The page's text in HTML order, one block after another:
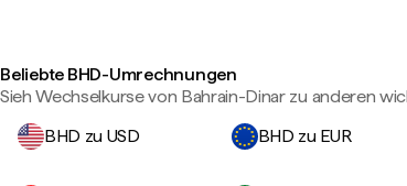
Beliebte BHD-Umrechnungen
Sieh Wechselkurse von Bahrain-Dinar zu anderen
BHD zu USD
BHD zu EUR